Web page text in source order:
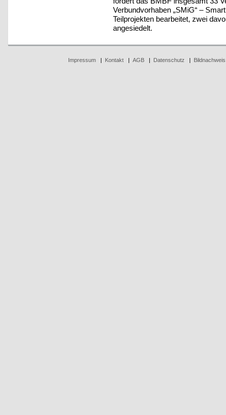
Verbundvorhaben „SMiG“ –
Teilprojekten bearbeitet, zwei
angesiedelt.
Impressum| Kontakt| AGB| Datenschutz | Bildnachweis